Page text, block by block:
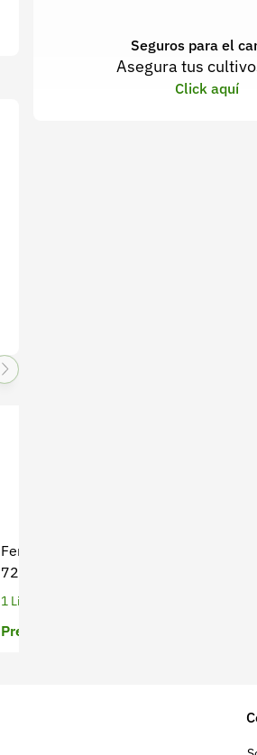
Fertilizante Foliar Azufol
720
1 Litros
Precio a cotizar
Seguros para el
Asegura tus
Click aquí